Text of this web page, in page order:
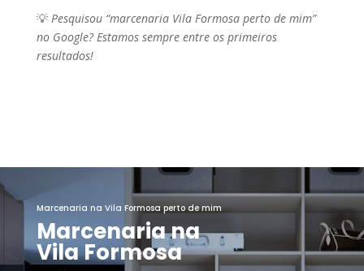
💡 Pesquisou “marcenaria Vila Formosa perto de mim”
no Google? Estamos sempre entre os primeiros
resultados!
Marcenaria na Vila Formosa perto de mim
Marcenaria na
Vila Formosa